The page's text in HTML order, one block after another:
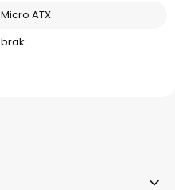
Micro ATX
brak